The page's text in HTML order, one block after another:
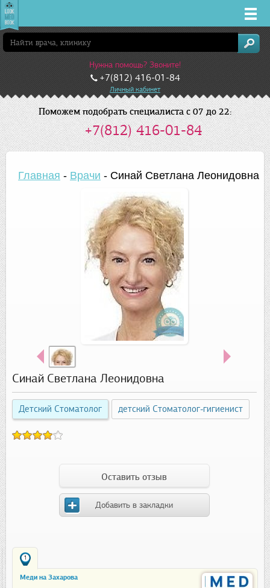
Врачи
Клиники
Заболевания
Лекарства
Акции
Нужна помощь? Звоните!
+7(812) 416-01-84
Личный кабинет
Поможем подобрать специалиста с 07 до 22:
+7(812) 416-01-84
Главная - Врачи - Синай Светлана Леонидовна
Синай Светлана Леонидовна
Детский Стоматолог детский Стоматолог-гигиенист
Оставить отзыв
Добавить в закладки
1
Меди на Захарова